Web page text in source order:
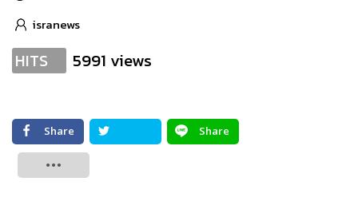
isranews
HITS 5991 views
Share
Share